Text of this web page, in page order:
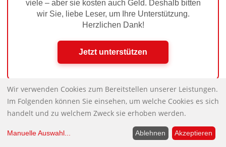
viele – aber sie kosten auch Geld. Deshalb bitten
wir Sie, liebe Leser, um Ihre Unterstützung.
Herzlichen Dank!
Jetzt unterstützen
Nächster Beitrag: China im Visier
Vorheriger Beitrag: Hinweise der Woche
Wir verwenden Cookies zum Bereitstellen unserer Leistungen.
Im Folgenden können Sie einsehen, um welche Cookies es sich
handelt und zu welchem Zweck sie erhoben werden.
Manuelle Auswahl... Ablehnen Akzeptieren